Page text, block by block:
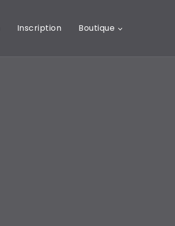
Inscription Boutique